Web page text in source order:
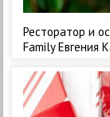
Ресторатор и
Family Евгения